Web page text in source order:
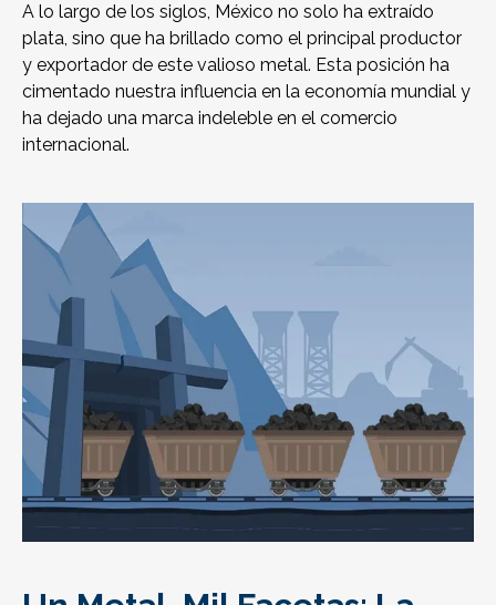
A lo largo de los siglos, México no solo ha extraído
plata, sino que ha brillado como el principal productor
y exportador de este valioso metal. Esta posición ha
cimentado nuestra influencia en la economía mundial y
ha dejado una marca indeleble en el comercio
internacional.